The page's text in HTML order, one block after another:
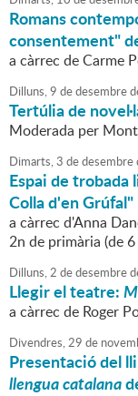
Romans
consentement"
a càrrec de Carme
Dilluns,9 dedesembre
Tertúlia de
Moderada per
Dimarts,3 dedesembre
Espai de
Colla d'en Grúfal"
a càrrec d'Anna
2n de primària (de 6
Dilluns,2 dedesembre
Llegir el teatre:
a càrrec de Roger
Divendres,29 de
Presentació del
llengua catalana